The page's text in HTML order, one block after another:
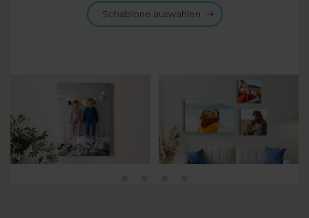
Schablone auswählen